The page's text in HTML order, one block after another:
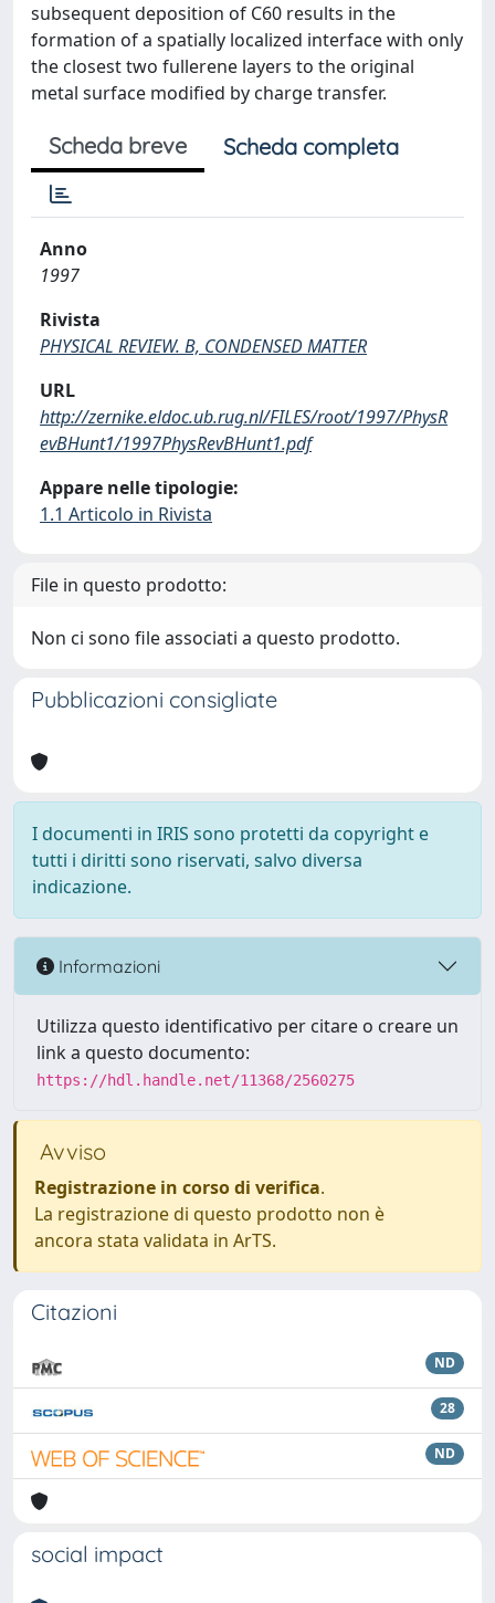
subsequent deposition of C60 results in the
formation of a spatially localized interface with only
the closest two fullerene layers to the original
metal surface modified by charge transfer.
Scheda breve Scheda completa
Anno
1997
Rivista
PHYSICAL REVIEW. B, CONDENSED MATTER
URL
http://zernike.eldoc.ub.rug.nl/FILES/root/1997/PhysR
evBHunt1/1997PhysRevBHunt1.pdf
Appare nelle tipologie:
1.1 Articolo in Rivista
File in questo prodotto:
Non ci sono file associati a questo prodotto.
Pubblicazioni consigliate
I documenti in IRIS sono protetti da copyright e
tutti i diritti sono riservati, salvo diversa
indicazione.
Informazioni
Utilizza questo identificativo per citare o creare un
link a questo documento:
https://hdl.handle.net/11368/2560275
Avviso
Registrazione in corso di verifica.
La registrazione di questo prodotto non è
ancora stata validata in ArTS.
Citazioni
ND
28
ND
social impact